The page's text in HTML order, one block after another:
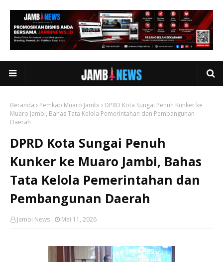
Beranda Pemkab Muaro Jambi
DPRD Kota Sungai Penuh Kunker ke
Muaro Jambi, Bahas Tata Kelola Pemerintahan dan Pembangunan
Daerah
DPRD Kota Sungai Penuh
Kunker ke Muaro Jambi, Bahas
Tata Kelola Pemerintahan dan
Pembangunan Daerah
Jambi News Mei 11, 2026